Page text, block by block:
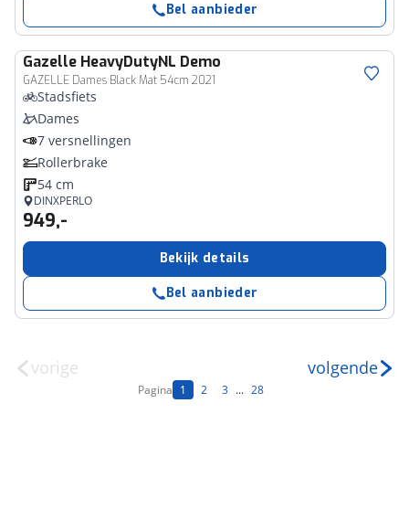
Bel aanbieder
Gazelle HeavyDutyNL Demo
GAZELLE Dames Black Mat 54cm 2021
Stadsfiets
Dames
7 versnellingen
Rollerbrake
54 cm
DINXPERLO
949,-
Bekijk details
Bel aanbieder
vorige
Pagina 1 2 3 ... 28
volgende